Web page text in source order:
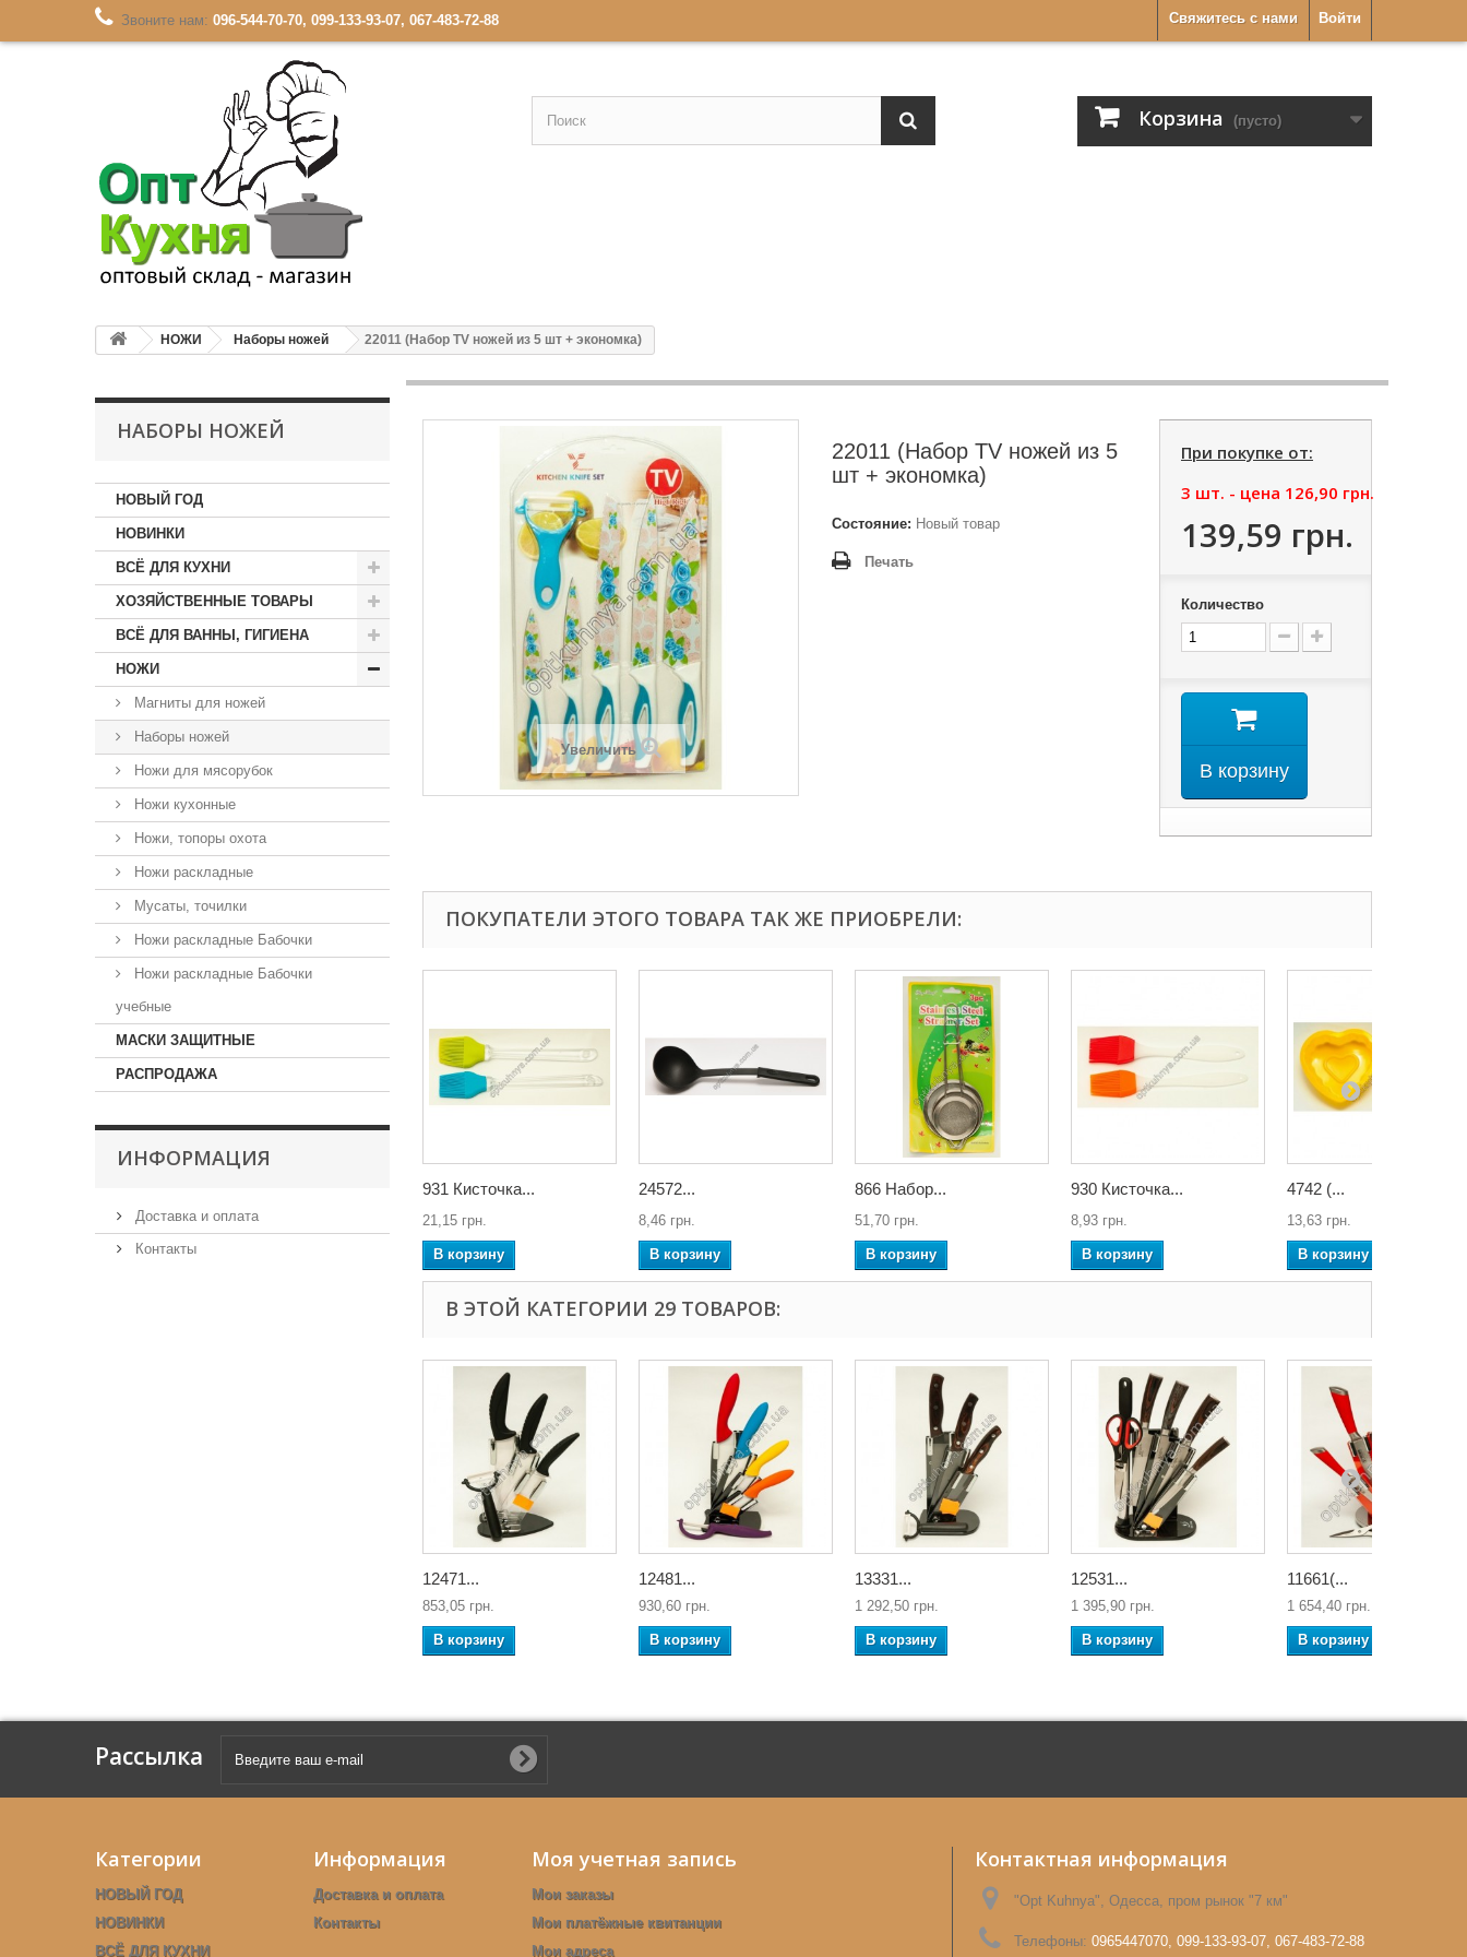
Войти
Свяжитесь с нами
Звоните нам: 096-544-70-70, 099-133-93-07, 067-483-72-88
Корзина (пусто)
НОЖИ Наборы ножей 22011 (Набор TV ножей из 5 шт + экономка)
НАБОРЫ НОЖЕЙ
НОВЫЙ ГОД
НОВИНКИ
ВСЁ ДЛЯ КУХНИ
ХОЗЯЙСТВЕННЫЕ ТОВАРЫ
ВСЁ ДЛЯ ВАННЫ, ГИГИЕНА
НОЖИ
Магниты для ножей
Наборы ножей
Ножи для мясорубок
Ножи кухонные
Ножи, топоры охота
Ножи раскладные
Мусаты, точилки
Ножи раскладные Бабочки
Ножи раскладные Бабочки
учебные
МАСКИ ЗАЩИТНЫЕ
РАСПРОДАЖА
ИНФОРМАЦИЯ
Доставка и оплата
Контакты
Увеличить
22011 (Набор TV ножей из 5
шт + экономка)
Состояние: Новый товар
Печать
При покупке от:
3 шт. - цена 126,90 грн.
139,59 грн.
Количество
В корзину
ПОКУПАТЕЛИ ЭТОГО ТОВАРА ТАК ЖЕ ПРИОБРЕЛИ:
931 Кисточка...
21,15 грн.
В корзину
24572...
8,46 грн.
В корзину
866 Набор...
51,70 грн.
В корзину
930 Кисточка...
8,93 грн.
В корзину
4742 (...
13,63 грн.
В корзину
В ЭТОЙ КАТЕГОРИИ 29 ТОВАРОВ:
12471...
853,05 грн.
В корзину
12481...
930,60 грн.
В корзину
13331...
1 292,50 грн.
В корзину
12531...
1 395,90 грн.
В корзину
11661(...
1 654,40 грн.
В корзину
Рассылка
Категории
НОВЫЙ ГОД
НОВИНКИ
ВСЁ ДЛЯ КУХНИ
Информация
Доставка и оплата
Контакты
Моя учетная запись
Мои заказы
Мои платёжные квитанции
Мои адреса
Контактная информация
"Opt Kuhnya", Одесса, пром рынок "7 км"
Телефоны: 0965447070, 099-133-93-07, 067-483-72-88